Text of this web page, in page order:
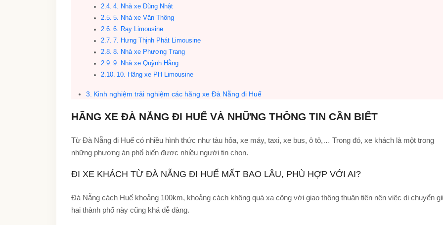
4. Nhà xe Dũng Nhật
5. Nhà xe Văn Thông
6. Ray Limousine
7. Hưng Thịnh Phát Limousine
8. Nhà xe Phương Trang
9. Nhà xe Quỳnh Hằng
10. Hãng xe PH Limousine
Kinh nghiệm trải nghiệm các hãng xe Đà Nẵng đi Huế
HÃNG XE ĐÀ NẴNG ĐI HUẾ VÀ NHỮNG THÔNG TIN CẦN BIẾT
Từ Đà Nẵng đi Huế có nhiều hình thức như tàu hỏa, xe máy, taxi, xe bus, ô tô,… Trong đó, xe khách là một trong
những phương án phổ biến được nhiều người tin chọn.
ĐI XE KHÁCH TỪ ĐÀ NẴNG ĐI HUẾ MẤT BAO LÂU, PHÙ HỢP VỚI AI?
Đà Nẵng cách Huế khoảng 100km, khoảng cách không quá xa cộng với giao thông thuận tiện nên việc di chuyển
hai thành phố này cũng khá dễ dàng.